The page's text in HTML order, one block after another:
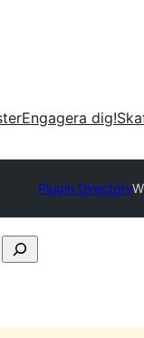
Engagera dig!
Plugin Directory